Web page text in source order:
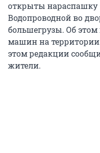
открыты нараспашку
Водопроводной во
большегрузы. Об этом
машин на
этом редакции
жители.